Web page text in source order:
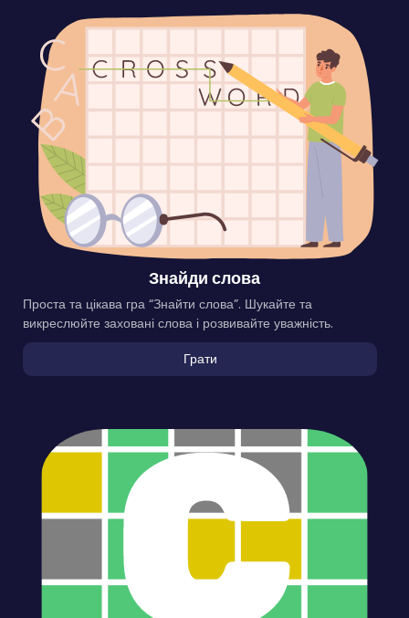
Знайди слова
Проста та цікава гра “Знайти слова”. Шукайте та
викреслюйте заховані слова і розвивайте уважність.
Грати